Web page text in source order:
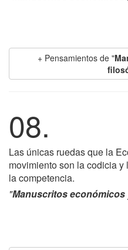
+ Pensamientos de "
08.
Las únicas ruedas que la
movimiento son la codicia
la competencia.
"Manuscritos